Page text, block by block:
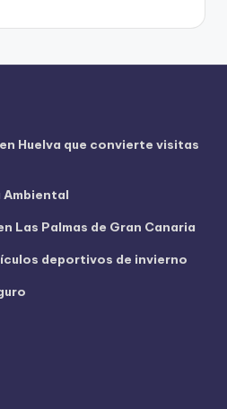
Huelva que convierte visitas
Ambiental
Las Palmas de Gran Canaria
deportivos de invierno